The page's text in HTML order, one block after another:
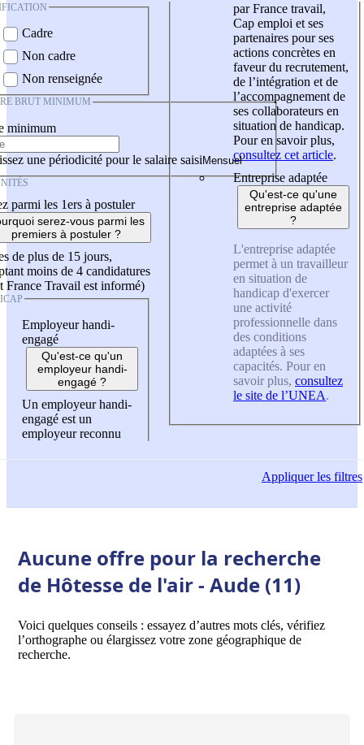
Cadre
Non cadre
Non renseignée
BRUT MINIMUM
minimum
une périodicité pour le salaire saisi
parmi les 1ers à postuler
serez-vous parmi les
premiers à postuler ?
de plus de 15 jours,
moins de 4 candidatures
France Travail est informé)
Employeur handi-
engagé
Qu'est-ce qu'un
employeur handi-
engagé ?
Un employeur handi-
engagé est un
employeur reconnu
par France travail,
Cap emploi et ses
partenaires pour ses
actions concrètes en
faveur du recrutement,
de l’intégration et de
l’accompagnement de
ses collaborateurs en
situation de handicap.
Pour en savoir plus,
consultez cet article.
Entreprise adaptée
Qu'est-ce qu'une
entreprise adaptée
?
L'entreprise adaptée
permet à un travailleur
en situation de
handicap d'exercer
une activité
professionnelle dans
des conditions
adaptées à ses
capacités. Pour en
savoir plus, consultez
le site de l’UNEA.
Appliquerles filtres
Aucune offre pour la recherche
de Hôtesse de l'air - Aude (11)
Voici quelques conseils : essayez d’autres mots clés, vérifiez
l’orthographe ou élargissez votre zone géographique de
recherche.